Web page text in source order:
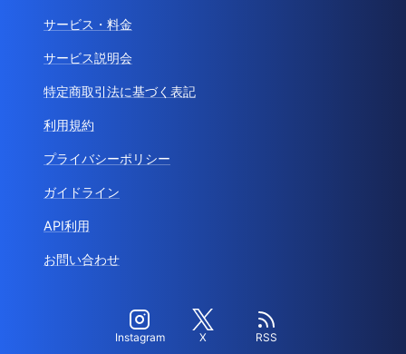
サービス・料金
サービス説明会
特定商取引法に基づく表記
利用規約
プライバシーポリシー
ガイドライン
API利用
お問い合わせ
Instagram X RSS